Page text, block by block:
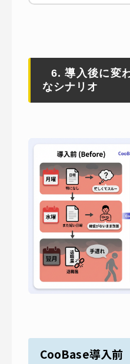
6. 導入後に変
なシナリオ
CooBase導入前